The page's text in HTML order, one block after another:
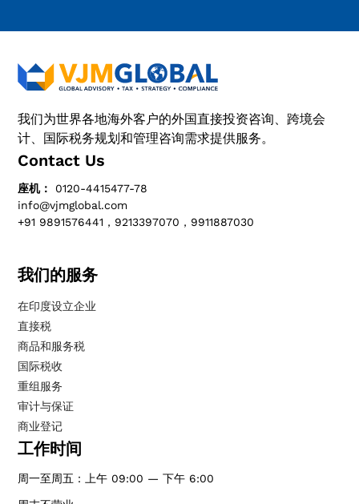
我们为世界各地海外客户的外国直接投资咨询、跨境会
计、国际税务规划和管理咨询需求提供服务。
Contact Us
座机：
0120-4415477-78
info@vjmglobal.com
+91 9891576441，9213397070，9911887030
我们的服务
在印度设立企业
直接税
商品和服务税
国际税收
重组服务
审计与保证
商业登记
工作时间
周一至周五：上午 09:00 — 下午 6:00